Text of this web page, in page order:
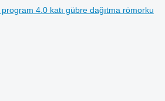
4.0 katı gübre dağıtma römorku